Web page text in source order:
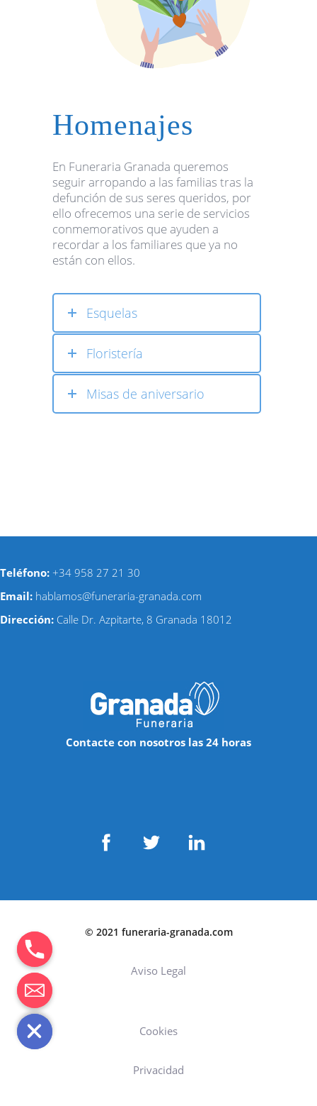
Homenajes
En Funeraria Granada queremos
seguir arropando a las familias tras la
defunción de sus seres queridos, por
ello ofrecemos una serie de servicios
conmemorativos que ayuden a
recordar a los familiares que ya no
están con ellos.
Esquelas
Floristería
Misas de aniversario
Teléfono: +34 958 27 21 30
Email: hablamos@funeraria-granada.com
Dirección: Calle Dr. Azpitarte, 8 Granada 18012
Contacte con nosotros las 24 horas
© 2021 funeraria-granada.com
Aviso Legal
Cookies
Privacidad